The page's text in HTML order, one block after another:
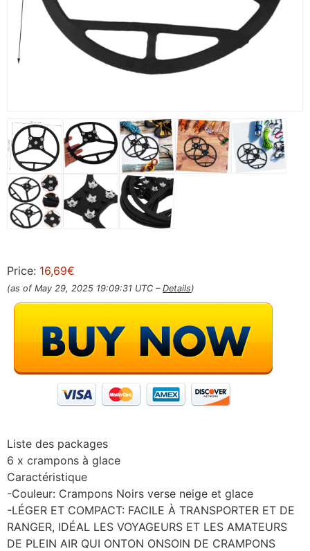
Price: 16,69€
(as of May 29, 2025 19:09:31 UTC – Details)
Liste des packages
6 x crampons à glace
Caractéristique
-Couleur: Crampons Noirs verse neige et glace
-LÉGER ET COMPACT: FACILE À TRANSPORTER ET DE
RANGER, IDÉAL LES VOYAGEURS ET LES AMATEURS
DE PLEIN AIR QUI ONTON ONSOIN DE CRAMPONS